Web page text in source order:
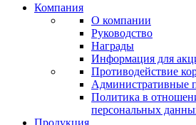
Компания
О компании
Руководство
Награды
Информация для
Противодействие
Административные
Политика в
персональных
Продукция